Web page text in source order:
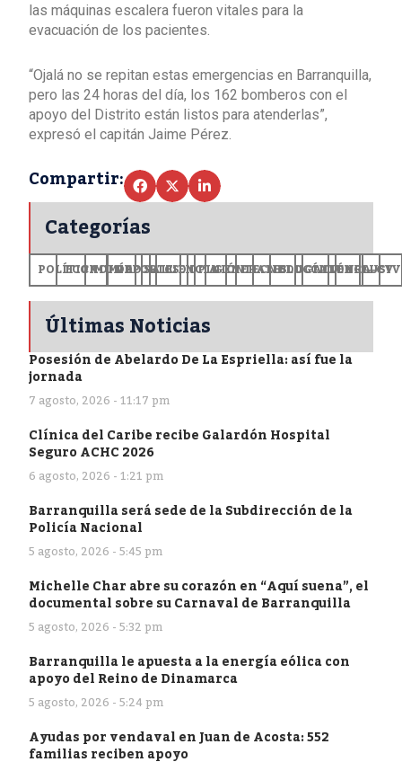
las máquinas escalera fueron vitales para la
evacuación de los pacientes.
“Ojalá no se repitan estas emergencias en Barranquilla,
pero las 24 horas del día, los 162 bomberos con el
apoyo del Distrito están listos para atenderlas”,
expresó el capitán Jaime Pérez.
Compartir:
Categorías
POLÍTICA
ECONOMÍA
MUNDODEPORTES
SALUDCIENCIA
OPINIÓN
GENERALES
TECNOLOGÍA
EDUCACIÓN
CULTURA+CV
Últimas Noticias
Posesión de Abelardo De La Espriella: así fue la
jornada
7 agosto, 2026 - 11:17 pm
Clínica del Caribe recibe Galardón Hospital
Seguro ACHC 2026
6 agosto, 2026 - 1:21 pm
Barranquilla será sede de la Subdirección de la
Policía Nacional
5 agosto, 2026 - 5:45 pm
Michelle Char abre su corazón en “Aquí suena”, el
documental sobre su Carnaval de Barranquilla
5 agosto, 2026 - 5:32 pm
Barranquilla le apuesta a la energía eólica con
apoyo del Reino de Dinamarca
5 agosto, 2026 - 5:24 pm
Ayudas por vendaval en Juan de Acosta: 552
familias reciben apoyo